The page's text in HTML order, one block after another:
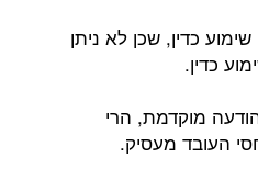
כדין, שכן לא ניתן
כדין.
מוקדמת, הרי
העובד מעסיק.